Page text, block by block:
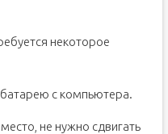
некоторое
с компьютера.
не нужно сдвигать